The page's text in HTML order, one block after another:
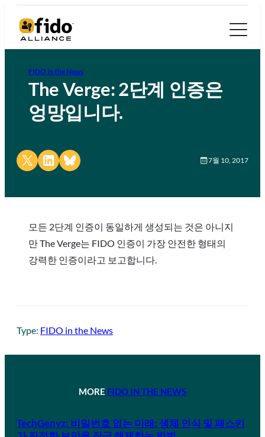
FIDO in the News
The Verge: 2단계 인증은
엉망입니다.
Share on X Share on LinkedIn
Share on Bluesky 7월 10, 2017
모든 2단계 인증이 동일하게 생성되는 것은 아니지
만 The Verge는 FIDO 인증이 가장 안전한 형태의
강력한 인증이라고 보고합니다.
Type: FIDO in the News
MORE FIDO IN THE NEWS
TechGenyz: 비밀번호 없는 미래: 생체 인식 및 패스키